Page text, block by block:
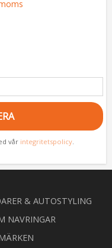
vår integritetspolicy.
& AUTOSTYLING
NAVRINGAR